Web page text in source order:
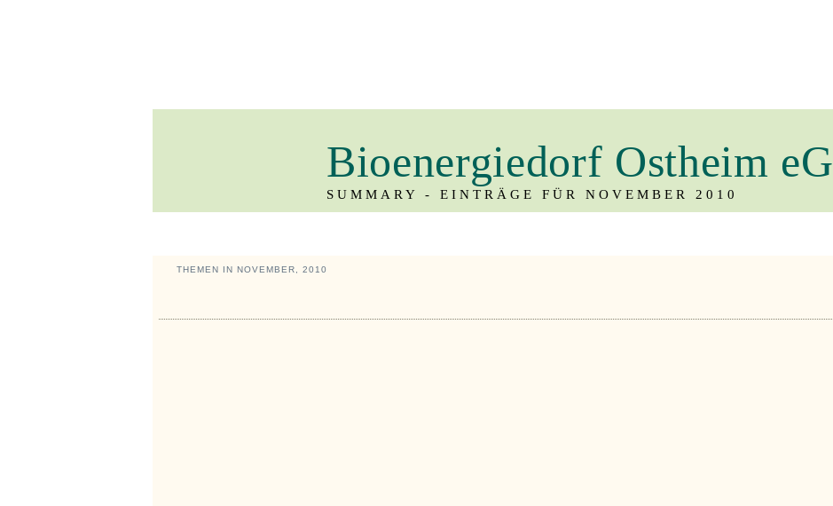
Bioenergiedorf Ostheim eG
SUMMARY - EINTRÄGE FÜR NOVEMBER 2010
THEMEN IN NOVEMBER, 2010